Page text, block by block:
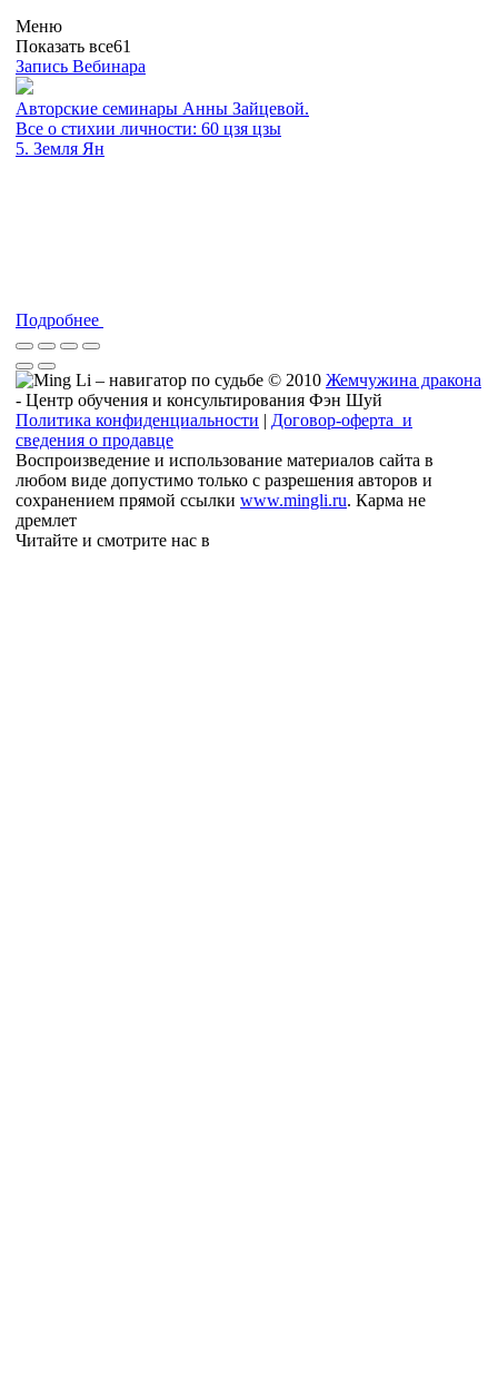
Меню
Показать все61
Запись Вебинара
Авторские семинары Анны Зайцевой.
Все о стихии личности: 60 цзя цзы
5. Земля Ян
Подробнее
© 2010 Жемчужина дракона
- Центр обучения и консультирования Фэн Шуй
Политика конфиденциальности | Договор-оферта и
сведения о продавце
Воспроизведение и использование материалов сайта в
любом виде допустимо только с разрешения авторов и
сохранением прямой ссылки www.mingli.ru. Карма не
дремлет
Читайте и смотрите нас в